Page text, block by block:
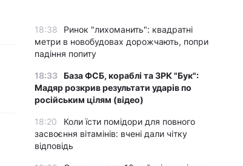
18:38
Ринок "лихоманить": квадратні
метри в новобудовах дорожчають, попри
падіння попиту
18:33 База ФСБ, кораблі та ЗРК "Бук":
Мадяр розкрив результати ударів по
російським цілям (відео)
18:20
Коли їсти помідори для повного
засвоєння вітамінів: вчені дали чітку
відповідь